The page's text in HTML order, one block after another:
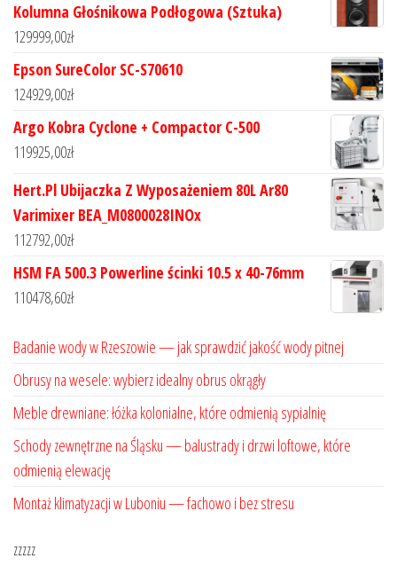
Kolumna Głośnikowa Podłogowa (Sztuka)
129999,00zł
Epson SureColor SC-S70610
124929,00zł
Argo Kobra Cyclone + Compactor C-500
119925,00zł
Hert.Pl Ubijaczka Z Wyposażeniem 80L Ar80
Varimixer BEA_M0800028INOx
112792,00zł
HSM FA 500.3 Powerline ścinki 10.5 x 40-76mm
110478,60zł
Badanie wody w Rzeszowie — jak sprawdzić jakość wody pitnej
Obrusy na wesele: wybierz idealny obrus okrągły
Meble drewniane: łóżka kolonialne, które odmienią sypialnię
Schody zewnętrzne na Śląsku — balustrady i drzwi loftowe, które
odmienią elewację
Montaż klimatyzacji w Luboniu — fachowo i bez stresu
zzzzz